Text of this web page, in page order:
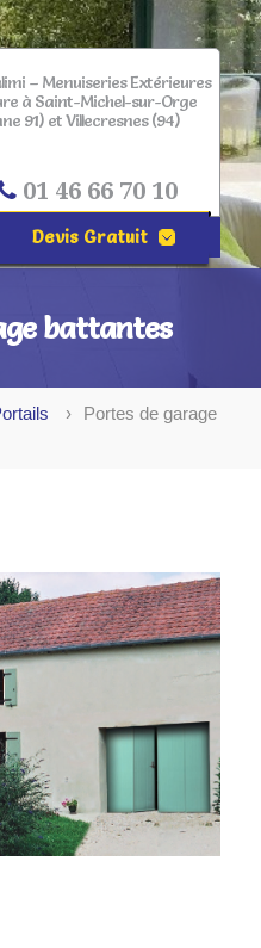
– Menuiseries Extérieures
à Saint-Michel-sur-Orge
91) et Villecresnes (94)
01 46 66 70 10
Devis Gratuit
DEMANDE*
battantes
Portes de garage